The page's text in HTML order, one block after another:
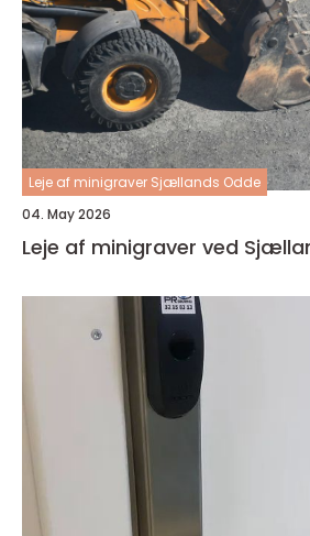
Leje af minigraver Sjællands Odde
04. May 2026
Leje af minigraver ved